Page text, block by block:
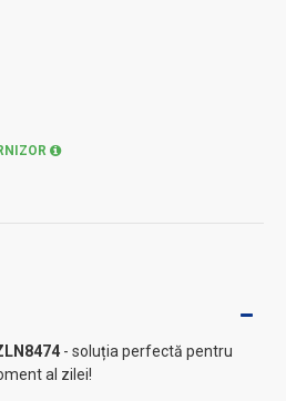
- soluția perfectă pentru
al zilei!